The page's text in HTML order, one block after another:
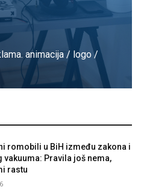
animacija / logo /
romobili u BiH između zakona i
vakuuma: Pravila još nema,
rastu